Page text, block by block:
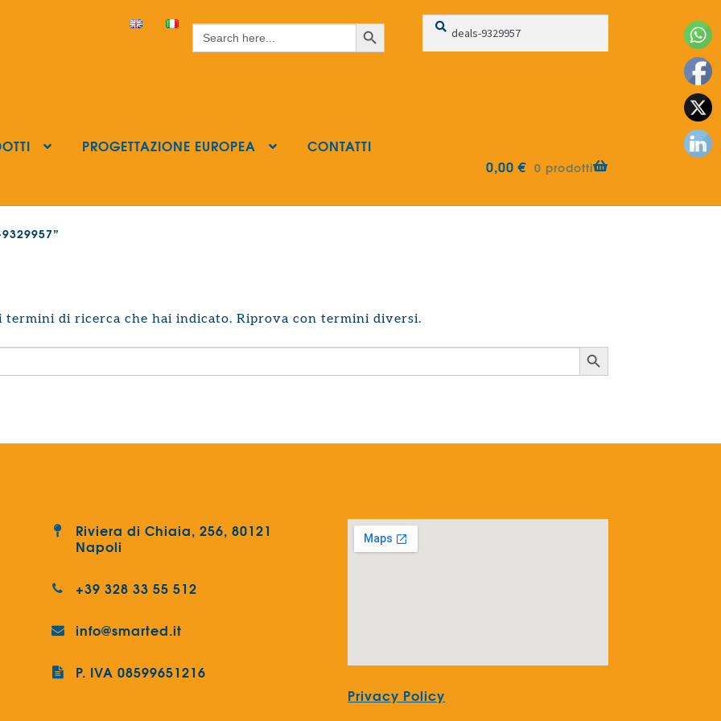
Search
for:
Search Button Cerca:
Cerca
PROGETTAZIONE EUROPEA
CONTATTI
0,00€ 0 prodotti
termini di ricerca che hai indicato. Riprova con termini diversi.
Search Button
Riviera di Chiaia, 256, 80121
Napoli
+39 328 33 55 512
info@smarted.it
P. IVA 08599651216
Privacy Policy